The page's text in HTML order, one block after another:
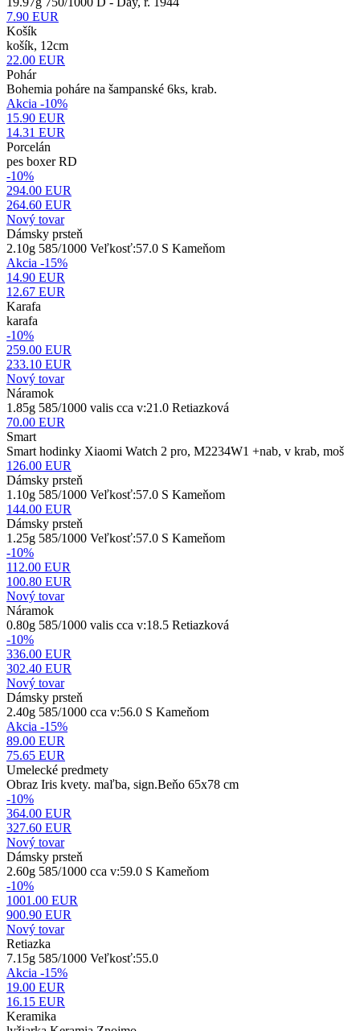
7.90 EUR
Košík
košík, 12cm
22.00 EUR
Pohár
Bohemia poháre na šampanské 6ks, krab.
Akcia -10%
15.90 EUR
14.31 EUR
Porcelán
pes boxer RD
-10%
294.00 EUR
264.60 EUR
Nový tovar
Dámsky prsteň
2.10g 585/1000 Veľkosť:57.0 S Kameňom
Akcia -15%
14.90 EUR
12.67 EUR
Karafa
karafa
-10%
259.00 EUR
233.10 EUR
Nový tovar
Náramok
1.85g 585/1000 valis cca v:21.0 Retiazková
70.00 EUR
Smart
Smart hodinky Xiaomi Watch 2 pro, M2234W1 +nab, v krab, moš
126.00 EUR
Dámsky prsteň
1.10g 585/1000 Veľkosť:57.0 S Kameňom
144.00 EUR
Dámsky prsteň
1.25g 585/1000 Veľkosť:57.0 S Kameňom
-10%
112.00 EUR
100.80 EUR
Nový tovar
Náramok
0.80g 585/1000 valis cca v:18.5 Retiazková
-10%
336.00 EUR
302.40 EUR
Nový tovar
Dámsky prsteň
2.40g 585/1000 cca v:56.0 S Kameňom
Akcia -15%
89.00 EUR
75.65 EUR
Umelecké predmety
Obraz Iris kvety. maľba, sign.Beňo 65x78 cm
-10%
364.00 EUR
327.60 EUR
Nový tovar
Dámsky prsteň
2.60g 585/1000 cca v:59.0 S Kameňom
-10%
1001.00 EUR
900.90 EUR
Nový tovar
Retiazka
7.15g 585/1000 Veľkosť:55.0
Akcia -15%
19.00 EUR
16.15 EUR
Keramika